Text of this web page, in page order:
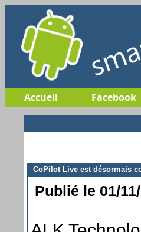
Accueil Facebook
CoPilot Live est désormais
Publié le 01/